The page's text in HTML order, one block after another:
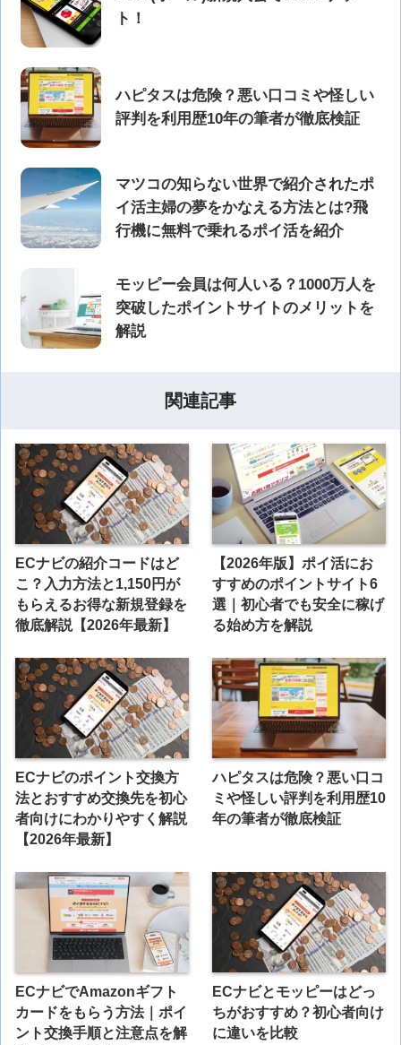
ト！
ハピタスは危険？悪い口コミや怪しい
評判を利用歴10年の筆者が徹底検証
マツコの知らない世界で紹介されたポ
イ活主婦の夢をかなえる方法とは?飛
行機に無料で乗れるポイ活を紹介
モッピー会員は何人いる？1000万人を
突破したポイントサイトのメリットを
解説
関連記事
ECナビの紹介コードはど
こ？入力方法と1,150円が
もらえるお得な新規登録を
徹底解説【2026年最新】
【2026年版】ポイ活にお
すすめのポイントサイト6
選｜初心者でも安全に稼げ
る始め方を解説
ECナビのポイント交換方
法とおすすめ交換先を初心
者向けにわかりやすく解説
【2026年最新】
ハピタスは危険？悪い口コ
ミや怪しい評判を利用歴10
年の筆者が徹底検証
ECナビでAmazonギフト
カードをもらう方法｜ポイ
ント交換手順と注意点を解
ECナビとモッピーはどっ
ちがおすすめ？初心者向け
に違いを比較